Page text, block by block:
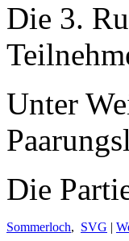
Die 3.
Unter
Die
Sommerloch, SVG |